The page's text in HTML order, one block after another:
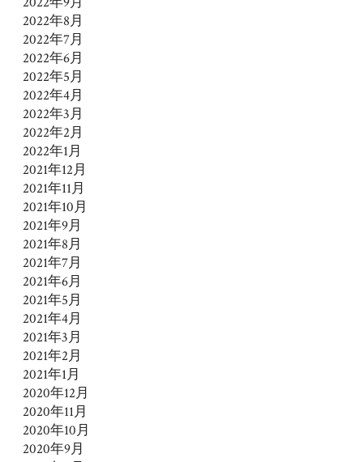
2022年8月
2022年7月
2022年6月
2022年5月
2022年4月
2022年3月
2022年2月
2022年1月
2021年12月
2021年11月
2021年10月
2021年9月
2021年8月
2021年7月
2021年6月
2021年5月
2021年4月
2021年3月
2021年2月
2021年1月
2020年12月
2020年11月
2020年10月
2020年9月